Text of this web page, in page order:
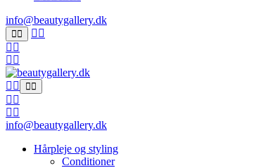
info@beautygallery.dk
info@beautygallery.dk
Hårpleje og styling
Conditioner